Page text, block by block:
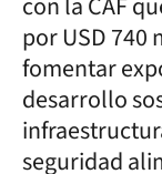
por USD 740
fomentar
desarrollo
seguridad